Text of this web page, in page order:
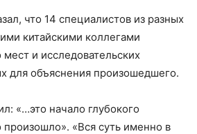
что 14 специалистов из разных
китайскими коллегами
и исследовательских
для объяснения произошедшего.
«…это начало глубокого
произошло». «Вся суть именно в